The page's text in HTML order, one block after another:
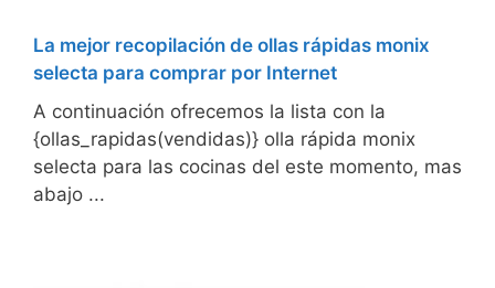
La mejor recopilación de ollas rápidas monix
selecta para comprar por Internet
A continuación ofrecemos la lista con la
{ollas_rapidas(vendidas)} olla rápida monix
selecta para las cocinas del este momento, mas
abajo ...